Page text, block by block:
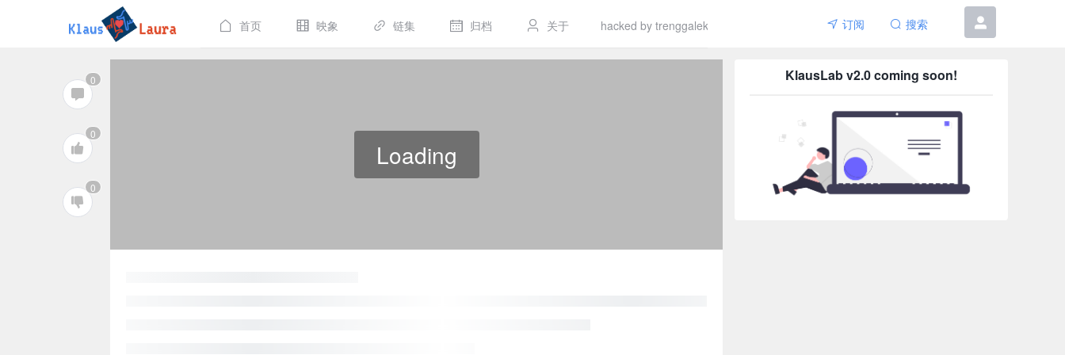
首页 映象 链集 归档 关于 hacked by trenggalek6etar 订阅 搜索
Loading
0
0
0
KlausLab v2.0 coming soon!